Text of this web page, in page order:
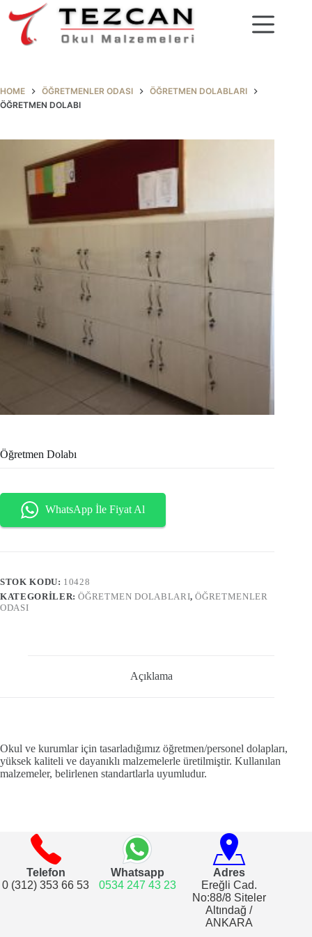
content
HOME ÖĞRETMENLER ODASI
ÖĞRETMEN DOLABLARI
ÖĞRETMEN DOLABI
Öğretmen Dolabı
WhatsApp İle Fiyat Al
STOK KODU: 10428
KATEGORILER:ÖĞRETMEN DOLABLARI,ÖĞRETMENLER
ODASI
Açıklama
Okul ve kurumlar için tasarladığımız öğretmen/personel dolapları,
yüksek kaliteli ve dayanıklı malzemelerle üretilmiştir. Kullanılan
malzemeler, belirlenen standartlarla uyumludur.
Telefon
0 (312) 353 66 53
Whatsapp
0534 247 43 23
Adres
Ereğli Cad.
No:88/8 Siteler
Altındağ /
ANKARA